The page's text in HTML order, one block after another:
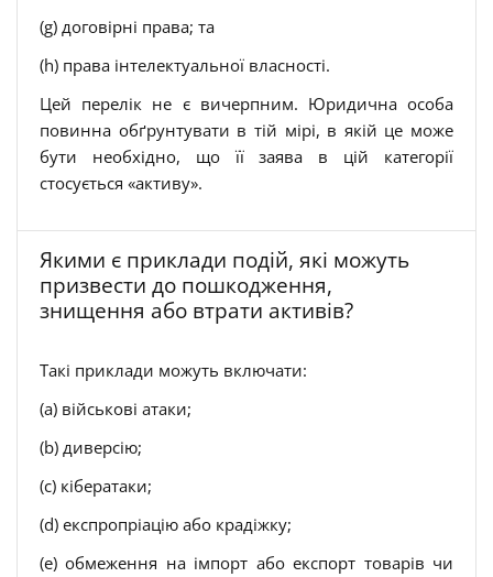
(g) договірні права; та
(h) права інтелектуальної власності.
Цей перелік не є вичерпним. Юридична особа
повинна обґрунтувати в тій мірі, в якій це може
бути необхідно, що її заява в цій категорії
стосується «активу».
Якими є приклади подій, які можуть
призвести до пошкодження,
знищення або втрати активів?
Такі приклади можуть включати:
(a) військові атаки;
(b) диверсію;
(c) кібератаки;
(d) експропріацію або крадіжку;
(e) обмеження на імпорт або експорт товарів чи